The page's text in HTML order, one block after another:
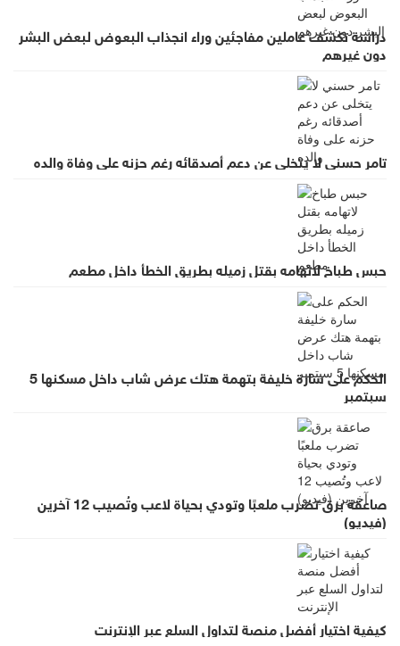
دراسة تكشف عاملين مفاجئين وراء انجذاب البعوض لبعض البشر
دون غيرهم
تامر حسني لا يتخلى عن دعم أصدقائه رغم حزنه على وفاة والده
حبس طباخ لاتهامه بقتل زميله بطريق الخطأ داخل مطعم
الحكم على سارة خليفة بتهمة هتك عرض شاب داخل مسكنها 5
سبتمبر
صاعقة برق تضرب ملعبًا وتودي بحياة لاعب وتُصيب 12 آخرين
(فيديو)
كيفية اختيار أفضل منصة لتداول السلع عبر الإنترنت